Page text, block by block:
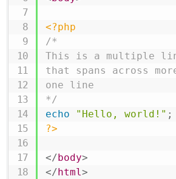
<?php
/*
This is a multiple line
that spans across
one line
*/
echo
"Hello, world!" ;
?>
</body>
</html>